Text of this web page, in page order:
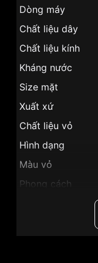
Dòng máy
Chất liệu dây
Chất liệu kính
Kháng nước
Size mặt
Xuất xứ
Chất liệu vỏ
Hình dạng
Màu vỏ
Phong cách